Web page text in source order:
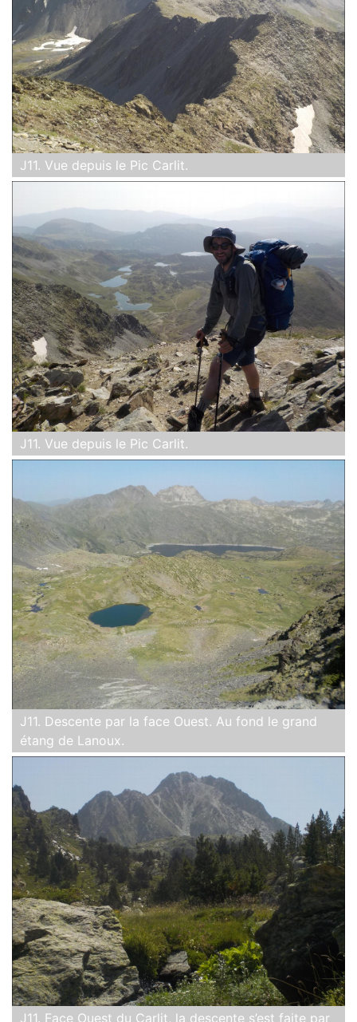
J11. Vue depuis le Pic Carlit.
J11. Vue depuis le Pic Carlit.
J11. Descente par la face Ouest. Au fond le grand
étang de Lanoux.
J11. Face Ouest du Carlit, la descente s’est faite par